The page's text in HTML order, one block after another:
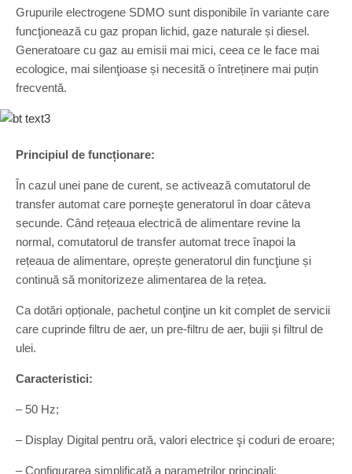
Grupurile electrogene SDMO sunt disponibile în variante care
funcţionează cu gaz propan lichid, gaze naturale și diesel.
Generatoare cu gaz au emisii mai mici, ceea ce le face mai
ecologice, mai silenţioase și necesită o întreținere mai puțin
frecventă.
Principiul de funcționare:
În cazul unei pane de curent, se activează comutatorul de
transfer automat care porneşte generatorul în doar câteva
secunde. Când rețeaua electrică de alimentare revine la
normal, comutatorul de transfer automat trece înapoi la
rețeaua de alimentare, oprește generatorul din funcţiune și
continuă să monitorizeze alimentarea de la rețea.
Ca dotări opționale, pachetul conţine un kit complet de servicii
care cuprinde filtru de aer, un pre-filtru de aer, bujii și filtrul de
ulei.
Caracteristici:
– 50 Hz;
– Display Digital pentru oră, valori electrice şi coduri de eroare;
– Configurarea simplificată a parametrilor principali;